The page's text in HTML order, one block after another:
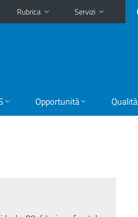
Rubrica Servizi
Opportunità Qualità